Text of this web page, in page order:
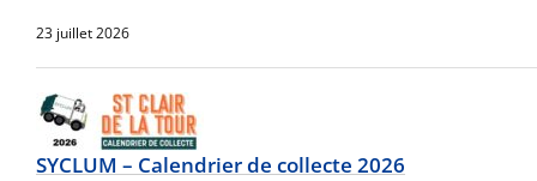
23 juillet 2026
SYCLUM – Calendrier de collecte 2026